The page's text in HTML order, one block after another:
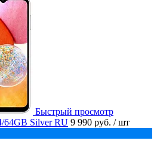
Быстрый просмотр
64GB Silver RU 9 990 руб. / шт